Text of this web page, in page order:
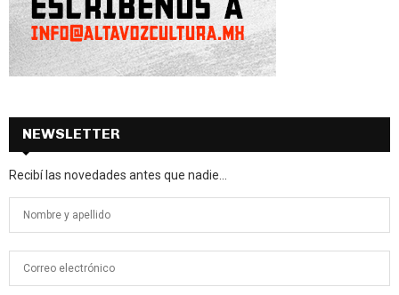
NEWSLETTER
Recibí las novedades antes que nadie...